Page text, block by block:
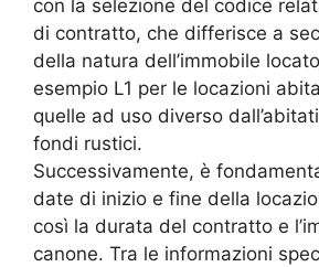
con la selezione del codice
di contratto, che differisce a
della natura dell’immobile
esempio L1 per le locazioni
quelle ad uso diverso
fondi rustici.
Successivamente, è
date di inizio e fine della
così la durata del contratto e
canone. Tra le informazioni